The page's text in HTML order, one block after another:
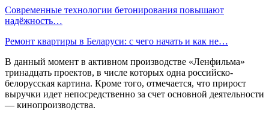
Современные технологии бетонирования повышают
надёжность…
Ремонт квартиры в Беларуси: с чего начать и как не…
В данный момент в активном производстве «Ленфильма»
тринадцать проектов, в числе которых одна российско-
белорусская картина. Кроме того, отмечается, что прирост
выручки идет непосредственно за счет основной деятельности
— кинопроизводства.